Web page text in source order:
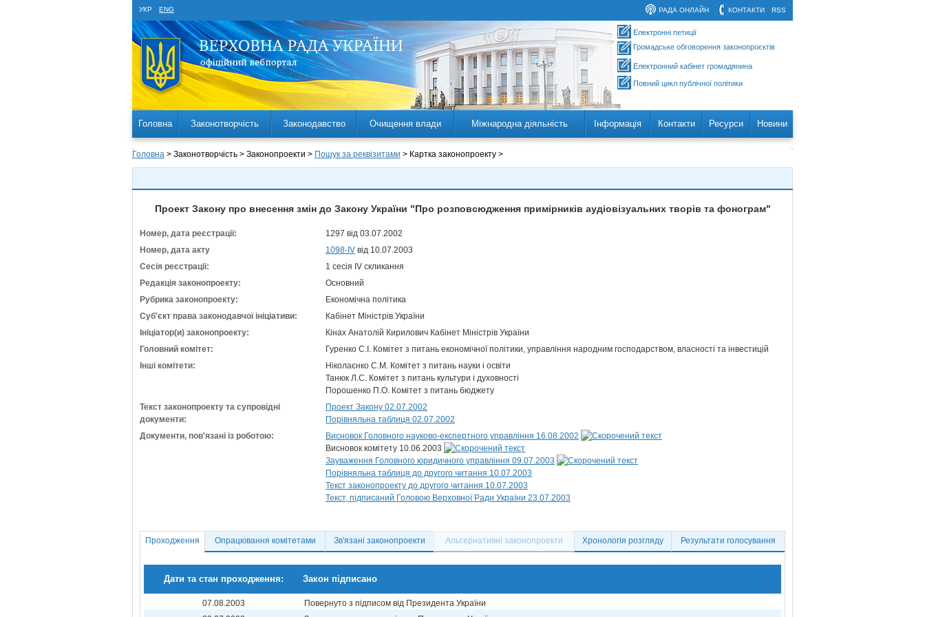
УКР ENG RSS
КОНТАКТИ
РАДА ОНЛАЙН
Електронні петиції
Громадське обговорення законопроєктів
Електронний кабінет громадянина
Повний цикл публічної політики
Головна Законотворчість Законодавство Очищення влади Міжнародна діяльність Інформація Контакти Ресурси Новини
Головна > Законотворчість > Законопроекти > Пошук за реквізитами > Картка законопроекту >
Проект Закону про внесення змін до Закону України "Про розповсюдження примірників аудіовізуальних творів та фонограм"
Номер, дата реєстрації:
1297 від 03.07.2002
Номер, дата акту
1098-IV від 10.07.2003
Сесія реєстрації:
1 сесія IV скликання
Редакція законопроекту:
Основний
Рубрика законопроекту:
Економічна політика
Суб'єкт права законодавчої ініціативи:
Кабінет Міністрів України
Ініціатор(и) законопроекту:
Кінах Анатолій Кирилович Кабінет Міністрів України
Головний комітет:
Гуренко С.І. Комітет з питань економічної політики, управління народним господарством, власності та інвестицій
Інші комітети:
Ніколаєнко С.М. Комітет з питань науки і освіти
Танюк Л.С. Комітет з питань культури і духовності
Порошенко П.О. Комітет з питань бюджету
Текст законопроекту та супровідні
документи:
Проект Закону 02.07.2002
Порівняльна таблиця 02.07.2002
Документи, пов'язані із роботою:
Висновок Головного науково-експертного управління 16.08.2002
Висновок комітету 10.06.2003
Зауваження Головного юридичного управління 09.07.2003
Порівняльна таблиця до другого читання 10.07.2003
Текст законопроекту до другого читання 10.07.2003
Текст, підписаний Головою Верховної Ради України 23.07.2003
Проходження Опрацювання комітетами Зв'язані законопроекти Альтернативні законопроекти Хронологія розгляду Результати голосування
Дати та стан проходження: Закон підписано
07.08.2003
Повернуто з підписом від Президента України